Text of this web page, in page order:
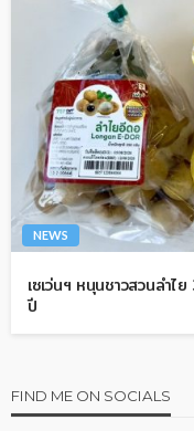
NEWS
เซเว่นฯ หนุนชาวสวนลำ
ปี
FIND ME ON SOCIALS